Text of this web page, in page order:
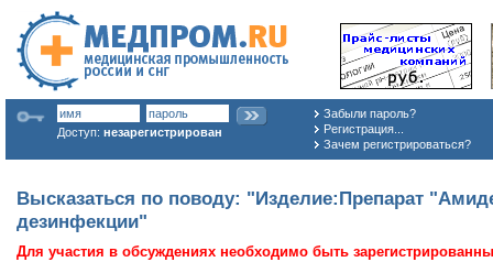
Доступ: незарегистрирован
Забыли пароль?
Регистрация...
Зачем регистрироваться?
Высказаться по поводу: "Изделие:Препарат
дезинфекции"
Для участия в обсуждениях необходимо быть